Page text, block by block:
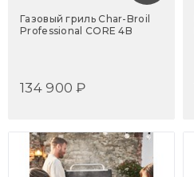
Газовый гриль Char-Broil
Professional CORE 4B
134 900 ₽